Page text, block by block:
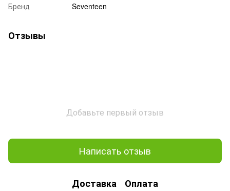
Бренд
Seventeen
Отзывы
Добавьте первый отзыв
Написать отзыв
Доставка Оплата